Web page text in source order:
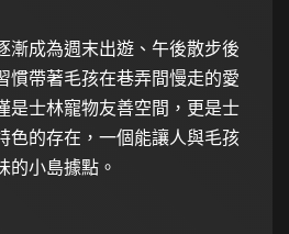
漸成為週末出遊、午後散步後
慣帶著毛孩在巷弄間慢走的愛
是士林寵物友善空間，更是士
色的存在，一個能讓人與毛孩
的小島據點。